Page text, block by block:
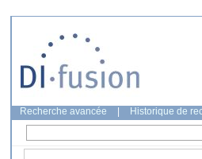
Recherche avancée Historique de